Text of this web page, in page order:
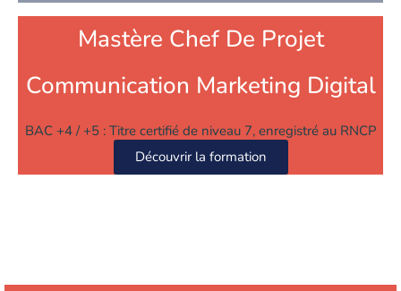
Mastère Chef De Projet
Communication Marketing Digital
BAC +4 / +5 : Titre certifié de niveau 7, enregistré au RNCP
Découvrir la formation